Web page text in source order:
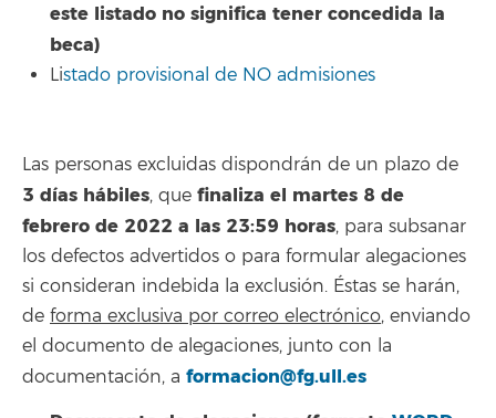
este listado no significa tener concedida la
beca)
Listado provisional de NO admisiones
Las personas excluidas dispondrán de un plazo de
3 días hábiles, que finaliza el martes 8 de
febrero de 2022 a las 23:59 horas, para subsanar
los defectos advertidos o para formular alegaciones
si consideran indebida la exclusión. Éstas se harán,
de forma exclusiva por correo electrónico, enviando
el documento de alegaciones, junto con la
documentación, a formacion@fg.ull.es